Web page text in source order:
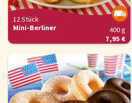
12 Stück
Mini-Berliner
400 g
7,95 €
'Alle akzeptieren' stimmen Sie
'Konfigurieren' können Sie
wollen. Weitere Informationen
Datenschutzerklärung
Konfigurieren